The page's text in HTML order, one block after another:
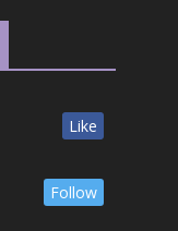
Like
Follow